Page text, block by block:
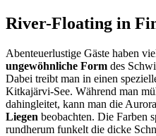
River-Floating in
Abenteuerlustige Gäste haben
ungewöhnliche Form des
Dabei treibt man in einen
Kitkajärvi-See. Während man
dahingleitet, kann man die
Liegen beobachten. Die Farben
rundherum funkelt die dicke